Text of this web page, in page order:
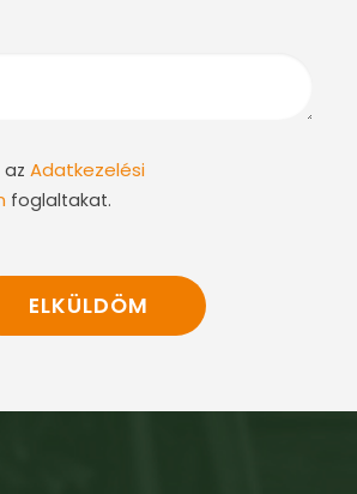
Adatkezelési
foglaltakat.